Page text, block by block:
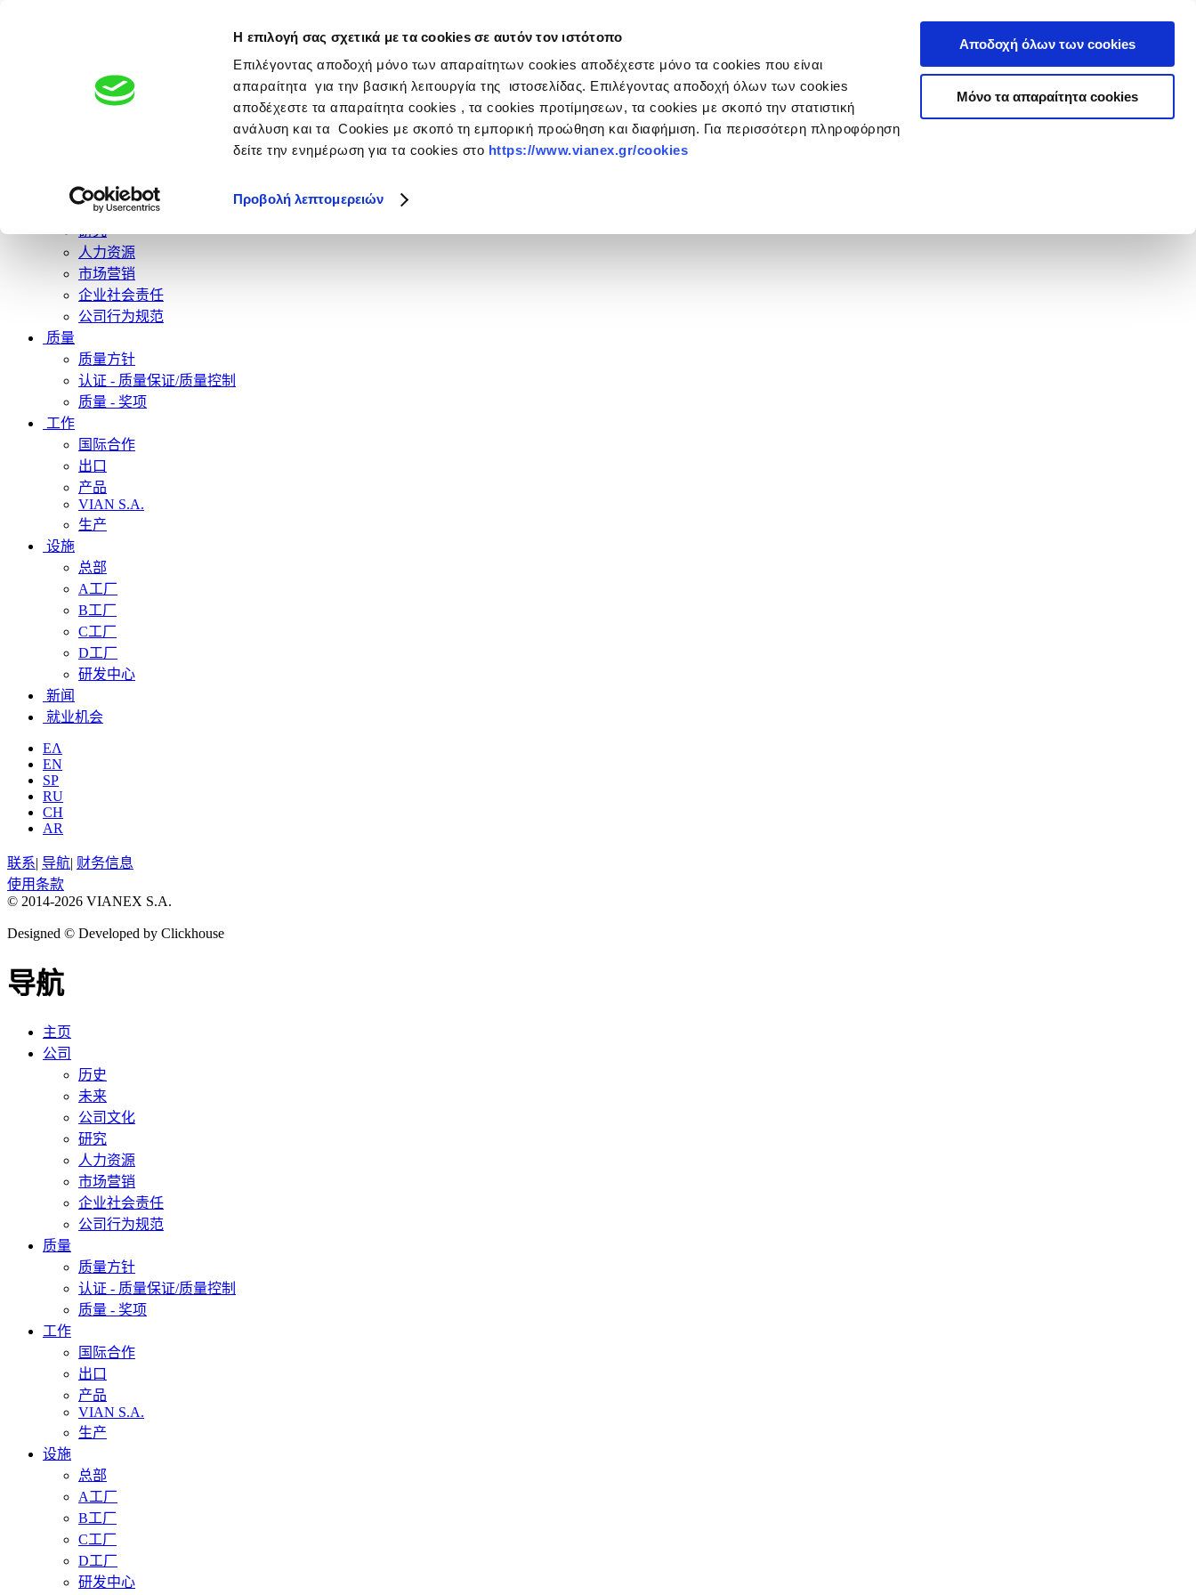
Η επιλογή σας σχετικά με τα cookies σε αυτόν τον ιστότοπο
Επιλέγοντας αποδοχή μόνο των απαραίτητων cookies αποδέχεστε μόνο τα cookies που είναι
απαραίτητα για την βασική λειτουργία της ιστοσελίδας. Επιλέγοντας αποδοχή όλων των cookies
αποδέχεστε τα απαραίτητα cookies , τα cookies προτίμησεων, τα cookies με σκοπό την στατιστική
ανάλυση και τα Cookies με σκοπό τη εμπορική προώθηση και διαφήμιση. Για περισσότερη πληροφόρηση
δείτε την ενημέρωση για τα cookies στο https://www.vianex.gr/cookies
Προβολή λεπτομερειών
Αποδοχή όλων των cookies
Μόνο τα απαραίτητα cookies
未来
公司文化
研究
人力资源
市场营销
企业社会责任
公司行为规范
质量
质量方针
认证 - 质量保证/质量控制
质量 - 奖项
工作
国际合作
出口
产品
VIAN S.A.
生产
设施
总部
A工厂
B工厂
C工厂
D工厂
研发中心
新闻
就业机会
ΕΛ
EN
SP
RU
CH
AR
联系| 导航| 财务信息
使用条款
© 2014-2026 VIANEX S.A.
Designed © Developed by Clickhouse
导航
主页
公司
历史
未来
公司文化
研究
人力资源
市场营销
企业社会责任
公司行为规范
质量
质量方针
认证 - 质量保证/质量控制
质量 - 奖项
工作
国际合作
出口
产品
VIAN S.A.
生产
设施
总部
A工厂
B工厂
C工厂
D工厂
研发中心